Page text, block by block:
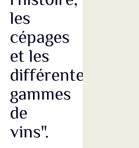
les
cépages
et les
différentes
gammes
de
vins".